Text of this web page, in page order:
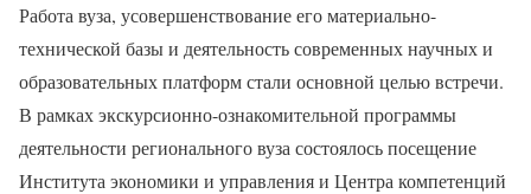
Работа вуза, усовершенствование его материально-
технической базы и деятельность современных научных и
образовательных платформ стали основной целью встречи.
В рамках экскурсионно-ознакомительной программы
деятельности регионального вуза состоялось посещение
Института экономики и управления и Центра компетенций